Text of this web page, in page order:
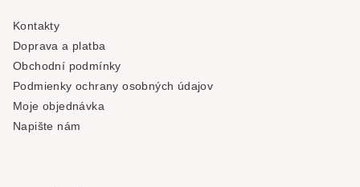
Kontakty
Doprava a platba
Obchodní podmínky
Podmienky ochrany osobných údajov
Moje objednávka
Napište nám